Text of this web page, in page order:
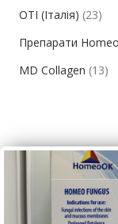
ОТІ (Італія) (23)
Препарати
MD Collagen (13)